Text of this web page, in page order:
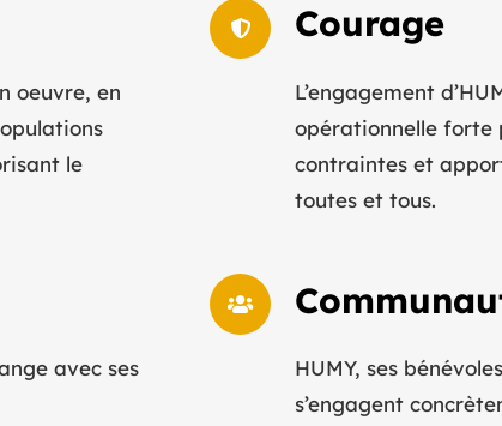
oeuvre, en
le
Courage
L’engagement
opérationnelle forte
contraintes et
toutes et tous.
avec ses
HUMY, ses
s’engagent